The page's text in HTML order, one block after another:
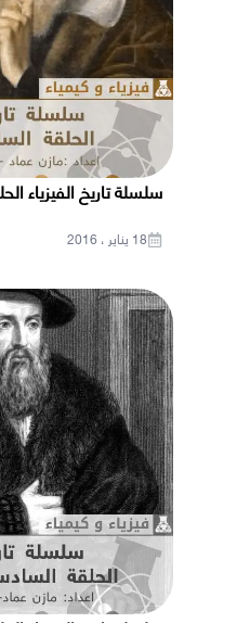
سلسلة تاريخ الفيزياء
18 يناير ، 2016